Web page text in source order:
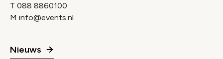
T 088 8860100
M info@events.nl
Nieuws